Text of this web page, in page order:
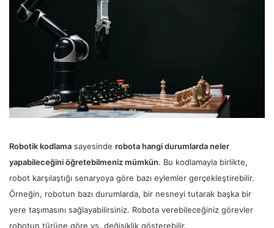
Robotik kodlama sayesinde robota hangi durumlarda neler
yapabileceğini öğretebilmeniz mümkün. Bu kodlamayla birlikte,
robot karşılaştığı senaryoya göre bazı eylemler gerçekleştirebilir.
Örneğin, robotun bazı durumlarda, bir nesneyi tutarak başka bir
yere taşımasını sağlayabilirsiniz. Robota verebileceğiniz görevler
robotun türüne göre vs. değişiklik gösterebilir.